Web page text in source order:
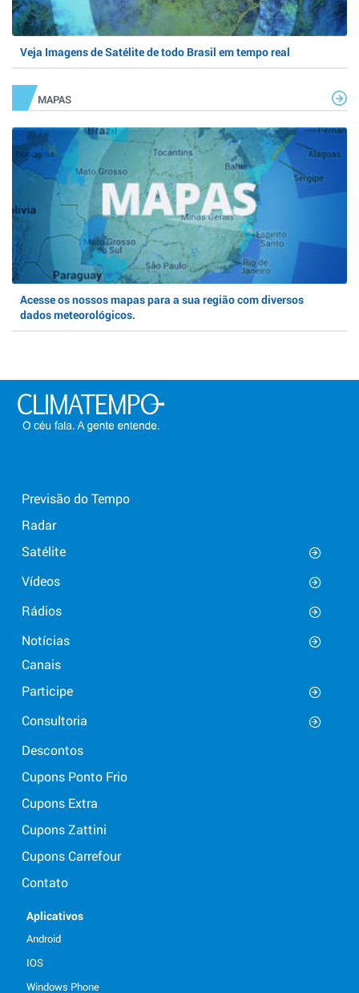
Veja Imagens de Satélite de todo Brasil em tempo real
MAPAS
Acesse os nossos mapas para a sua região com diversos
dados meteorológicos.
Previsão do Tempo
Radar
Satélite
Vídeos
Rádios
Notícias
Canais
Participe
Consultoria
Descontos
Cupons Ponto Frio
Cupons Extra
Cupons Zattini
Cupons Carrefour
Contato
Aplicativos
Android
IOS
Windows Phone